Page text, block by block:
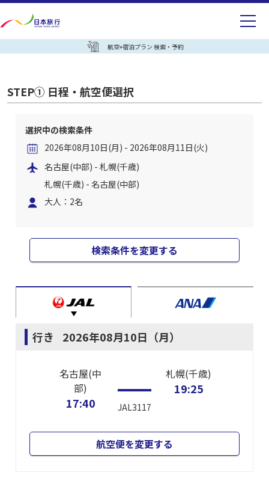
航空+宿泊プラン 検索・予約
STEP① 日程・航空便選択
選択中の検索条件
2026年08月10日(月) - 2026年08月11日(火)
名古屋(中部) - 札幌(千歳)
札幌(千歳) - 名古屋(中部)
大人：2名
検索条件を変更する
行き 2026年08月10日（月）
名古屋(中
部)
17:40 JAL3117
札幌(千歳)
19:25
航空便を変更する